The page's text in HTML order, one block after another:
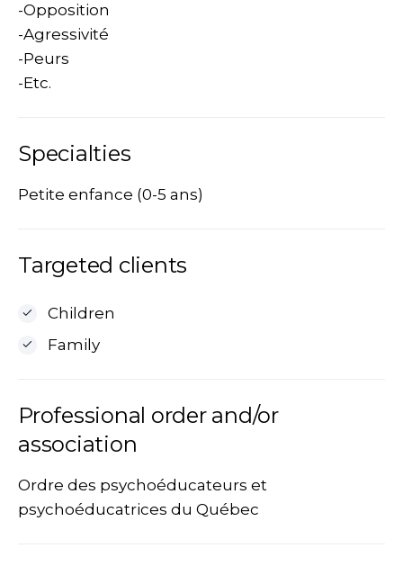
-Opposition
-Agressivité
-Peurs
-Etc.
Specialties
Petite enfance (0-5 ans)
Targeted clients
Children
Family
Professional order and/or
association
Ordre des psychoéducateurs et
psychoéducatrices du Québec